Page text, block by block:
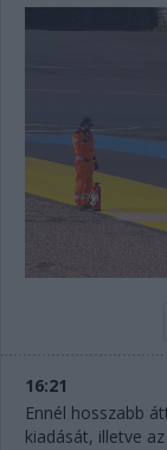
PODCAST
16:21
Ennél hosszabb
kiadását, illetve